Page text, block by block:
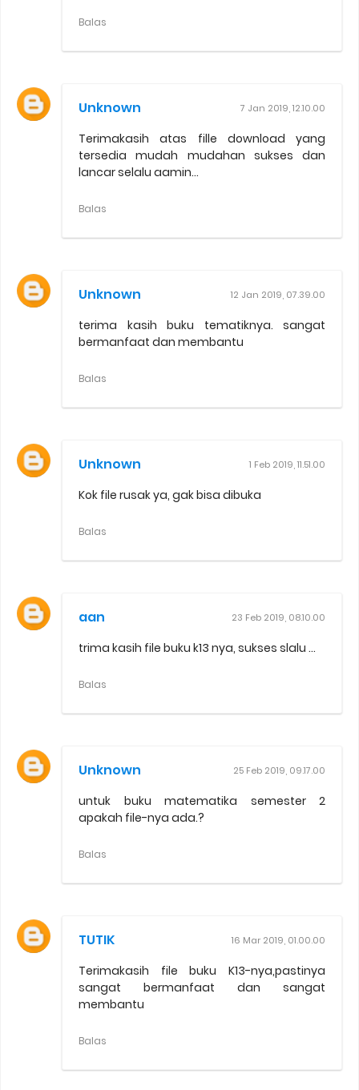
Balas
Unknown 7 Jan 2019, 12.10.00
Terimakasih atas fille download yang
tersedia mudah mudahan sukses dan
lancar selalu aamin...
Balas
Unknown 12 Jan 2019, 07.39.00
terima kasih buku tematiknya. sangat
bermanfaat dan membantu
Balas
Unknown 1 Feb 2019, 11.51.00
Kok file rusak ya, gak bisa dibuka
Balas
aan 23 Feb 2019, 08.10.00
trima kasih file buku k13 nya, sukses slalu ...
Balas
Unknown 25 Feb 2019, 09.17.00
untuk buku matematika semester 2
apakah file-nya ada.?
Balas
TUTIK 16 Mar 2019, 01.00.00
Terimakasih file buku K13-nya,pastinya
sangat bermanfaat dan sangat
membantu
Balas